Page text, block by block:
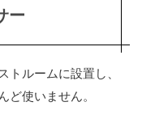
ー
トルームに設置し、
ど使いません。